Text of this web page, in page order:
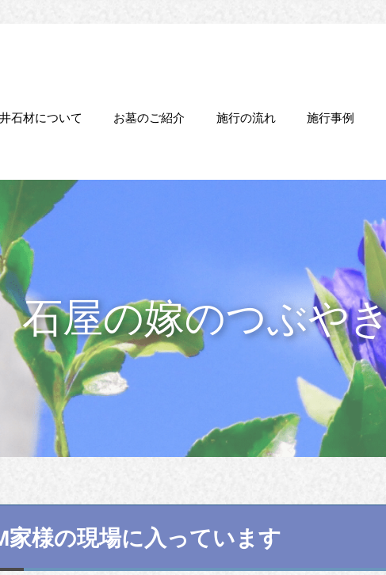
石材について お墓のご紹介 施行の流れ 施行事例
石屋の嫁のつぶや
家様の現場に入っています